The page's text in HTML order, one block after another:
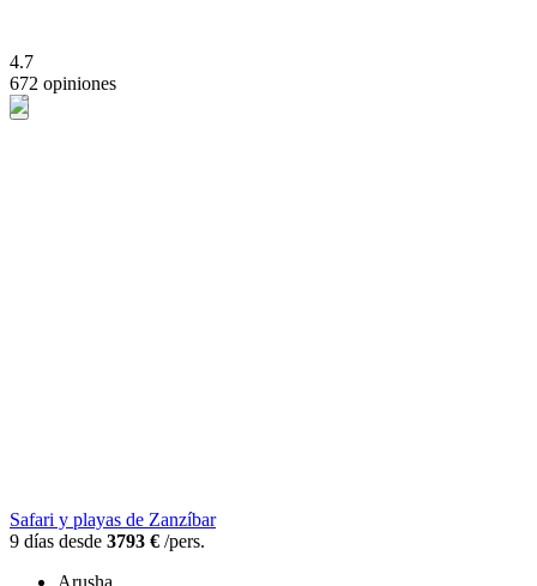
4.7
672 opiniones
Safari y playas de Zanzíbar
9 días desde 3793 € /pers.
Arusha